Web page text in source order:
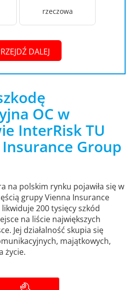
rzeczowa
DALEJ
OC w
InterRisk TU
Insurance Group
na polskim rynku pojawiła się w
grupy Vienna Insurance
200 tysięcy szkód
na liście największych
Jej działalność skupia się
majątkowych,
życie.